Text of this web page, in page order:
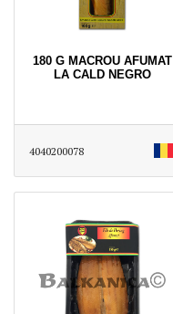
180 G MACROU AFUMAT
LA CALD NEGRO
4040200078